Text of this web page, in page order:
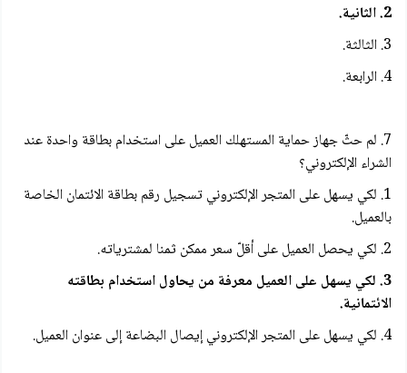
2. الثانية.
3. الثالثة.
4. الرابعة.
7. لم حثّ جهاز حماية المستهلك العميل على استخدام بطاقة واحدة عند
الشراء الإلكتروني؟
1. لكي يسهل على المتجر الإلكتروني تسجيل رقم بطاقة الائتمان الخاصة
بالعميل.
2. لكي يحصل العميل على أقلّ سعر ممكن ثمنا لمشترياته.
3. لكي يسهل على العميل معرفة من يحاول استخدام بطاقته
الائتمانية.
4. لكي يسهل على المتجر الإلكتروني إيصال البضاعة إلى عنوان العميل.